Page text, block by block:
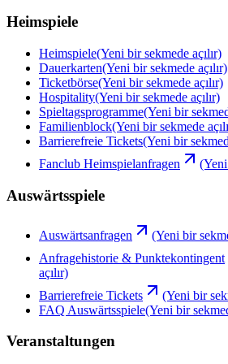
Heimspiele
Heimspiele(Yeni bir sekmede açılır)
Dauerkarten(Yeni bir sekmede açılır)
Ticketbörse(Yeni bir sekmede açılır)
Hospitality(Yeni bir sekmede açılır)
Spieltagsprogramme(Yeni bir
Familienblock(Yeni bir sekmede
Barrierefreie Tickets(Yeni bir
Fanclub Heimspielanfragen
(Yeni
Auswärtsspiele
Auswärtsanfragen
(Yeni bir
Anfragehistorie & Punktekontingent
açılır)
Barrierefreie Tickets
(Yeni bir
FAQ Auswärtsspiele(Yeni bir
Veranstaltungen